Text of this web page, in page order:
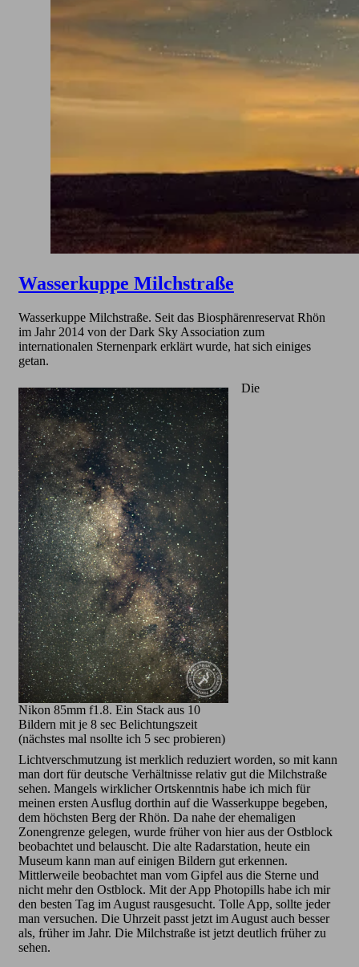
Wasserkuppe Milchstraße
Wasserkuppe Milchstraße. Seit das Biosphärenreservat Rhön
im Jahr 2014 von der Dark Sky Association zum
internationalen Sternenpark erklärt wurde, hat sich einiges
getan.
Nikon 85mm f1.8. Ein Stack aus 10
Bildern mit je 8 sec Belichtungszeit
(nächstes mal nsollte ich 5 sec probieren)
Die
Lichtverschmutzung ist merklich reduziert worden, so mit kann
man dort für deutsche Verhältnisse relativ gut die Milchstraße
sehen. Mangels wirklicher Ortskenntnis habe ich mich für
meinen ersten Ausflug dorthin auf die Wasserkuppe begeben,
dem höchsten Berg der Rhön. Da nahe der ehemaligen
Zonengrenze gelegen, wurde früher von hier aus der Ostblock
beobachtet und belauscht. Die alte Radarstation, heute ein
Museum kann man auf einigen Bildern gut erkennen.
Mittlerweile beobachtet man vom Gipfel aus die Sterne und
nicht mehr den Ostblock. Mit der App Photopills habe ich mir
den besten Tag im August rausgesucht. Tolle App, sollte jeder
man versuchen. Die Uhrzeit passt jetzt im August auch besser
als, früher im Jahr. Die Milchstraße ist jetzt deutlich früher zu
sehen.